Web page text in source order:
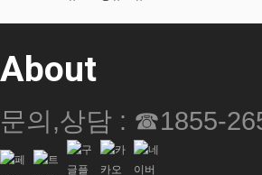
About
문의,상담 : ☎1855-